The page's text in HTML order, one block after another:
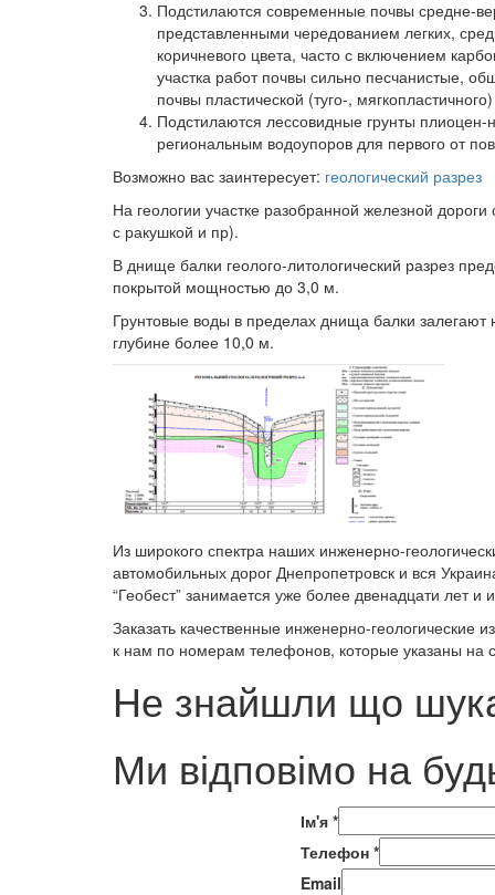
Подстилаются современные почвы средне-
представленными чередованием легких,
коричневого цвета, часто с включением
участка работ почвы сильно песчанистые,
почвы пластической (туго-,
Подстилаются лессовидные грунты
региональным водоупоров для первого от
Возможно вас заинтересует: геологический разрез
На геологии участке разобранной железной
с ракушкой и пр).
В днище балки геолого-литологический разрез
покрытой мощностью до 3,0 м.
Грунтовые воды в пределах днища балки залегают
глубине более 10,0 м.
Из широкого спектра наших инженерно-
автомобильных дорог Днепропетровск и вся
“Геобест” занимается уже более двенадцати лет
Заказать качественные инженерно-
к нам по номерам телефонов, которые указаны
Не знайшли що
Ми відповімо на
Ім'я *
Телефон *
Email